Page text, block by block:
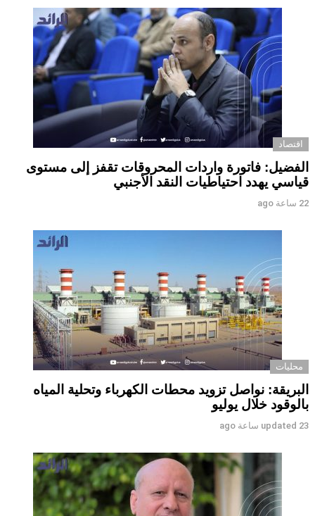
اقتصاد
الفضيل: فاتورة واردات المحروقات تقفز إلى مستوى
قياسي يهدد احتياطيات النقد الأجنبي
22 ساعة ago
محليات
البريقة: نواصل تزويد محطات الكهرباء وتحلية المياه
بالوقود خلال يوليو
updated 23 ساعة ago